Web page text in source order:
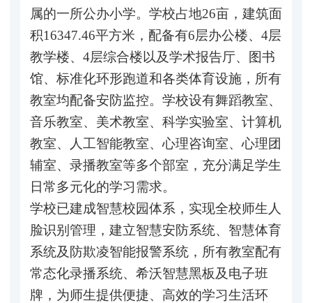
属的一所公办小学。学校占地26亩，建筑面
积16347.46平方米，配备有6层办公楼、4层
教学楼、4层综合楼以及学术报告厅、图书
馆、标准化环形跑道和各类体育设施，所有
教室均配备安防监控。学校设有舞蹈教室、
音乐教室、美术教室、科学实验室、计算机
教室、人工智能教室、心理咨询室、心理团
辅室、录播教室等多个部室，充分满足学生
日常多元化的学习需求。
学校已建成智慧校园体系，实现全校师生人
脸识别管理，建立智慧安防系统、智慧体育
系统及防欺凌智能报警系统，所有教室配有
常态化录播系统、希沃智慧黑板及电子班
牌，为师生提供便捷、高效的学习生活环